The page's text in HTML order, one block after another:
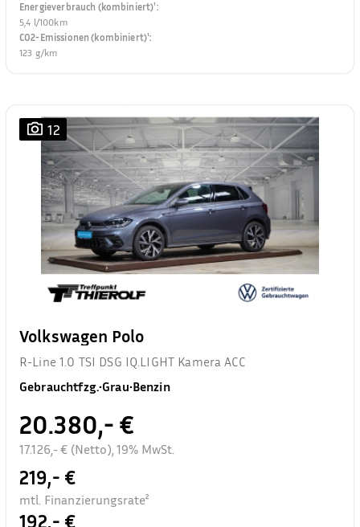
Energieverbrauch (kombiniert)¹:
5,4 l/100km
CO2-Emissionen (kombiniert)¹:
123 g/km
12
Volkswagen Polo
R-Line 1.0 TSI DSG IQ.LIGHT Kamera ACC
Gebrauchtfzg.•Grau•Benzin
20.380,- €
17.126,- € (Netto), 19% MwSt.
219,- €
mtl. Finanzierungsrate²
192,- €